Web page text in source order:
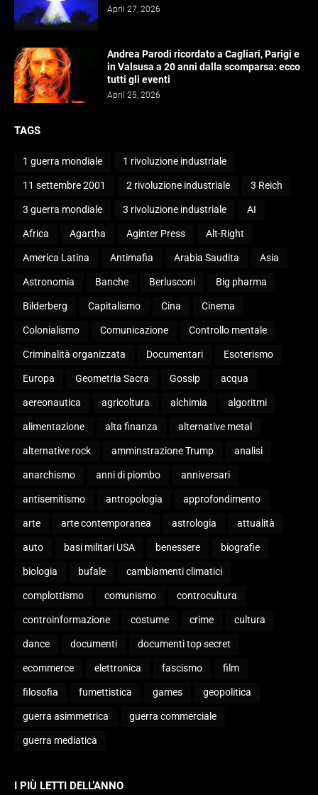
April 27, 2026
Andrea Parodi ricordato a Cagliari, Parigi e
in Valsusa a 20 anni dalla scomparsa: ecco
tutti gli eventi
April 25, 2026
TAGS
1 guerra mondiale 1 rivoluzione industriale
11 settembre 2001 2 rivoluzione industriale 3 Reich
3 guerra mondiale 3 rivoluzione industriale AI
Africa Agartha Aginter Press Alt-Right
America Latina Antimafia Arabia Saudita Asia
Astronomia Banche Berlusconi Big pharma
Bilderberg Capitalismo Cina Cinema
Colonialismo Comunicazione Controllo mentale
Criminalità organizzata Documentari Esoterismo
Europa Geometria Sacra Gossip acqua
aereonautica agricoltura alchimia algoritmi
alimentazione alta finanza alternative metal
alternative rock amminstrazione Trump analisi
anarchismo anni di piombo anniversari
antisemitismo antropologia approfondimento
arte arte contemporanea astrologia attualità
auto basi militari USA benessere biografie
biologia bufale cambiamenti climatici
complottismo comunismo controcultura
controinformazione costume crime cultura
dance documenti documenti top secret
ecommerce elettronica fascismo film
filosofia fumettistica games geopolitica
guerra asimmetrica guerra commerciale
guerra mediatica
I PIÙ LETTI DELL’ANNO